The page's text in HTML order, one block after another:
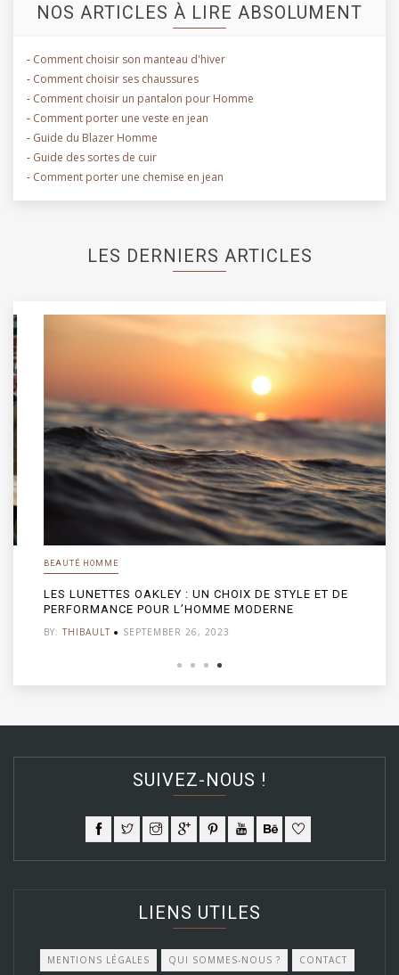
NOS ARTICLES À LIRE ABSOLUMENT
- Comment choisir son manteau d'hiver
- Comment choisir ses chaussures
- Comment choisir un pantalon pour Homme
- Comment porter une veste en jean
- Guide du Blazer Homme
- Guide des sortes de cuir
- Comment porter une chemise en jean
LES DERNIERS ARTICLES
BEAUTÉ HOMME
LES LUNETTES OAKLEY : UN CHOIX DE STYLE ET DE
PERFORMANCE POUR L’HOMME MODERNE
BY:THIBAULT SEPTEMBER 26, 2023
SUIVEZ-NOUS !
LIENS UTILES
MENTIONS LÉGALES QUI SOMMES-NOUS ? CONTACT